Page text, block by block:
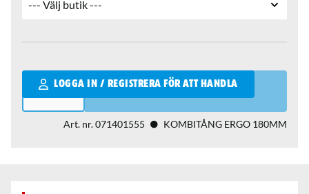
LOGGA IN / REGISTRERA FÖR ATT HANDLA
Qantity
Art. nr.071401555 KOMBITÅNG ERGO 180MM